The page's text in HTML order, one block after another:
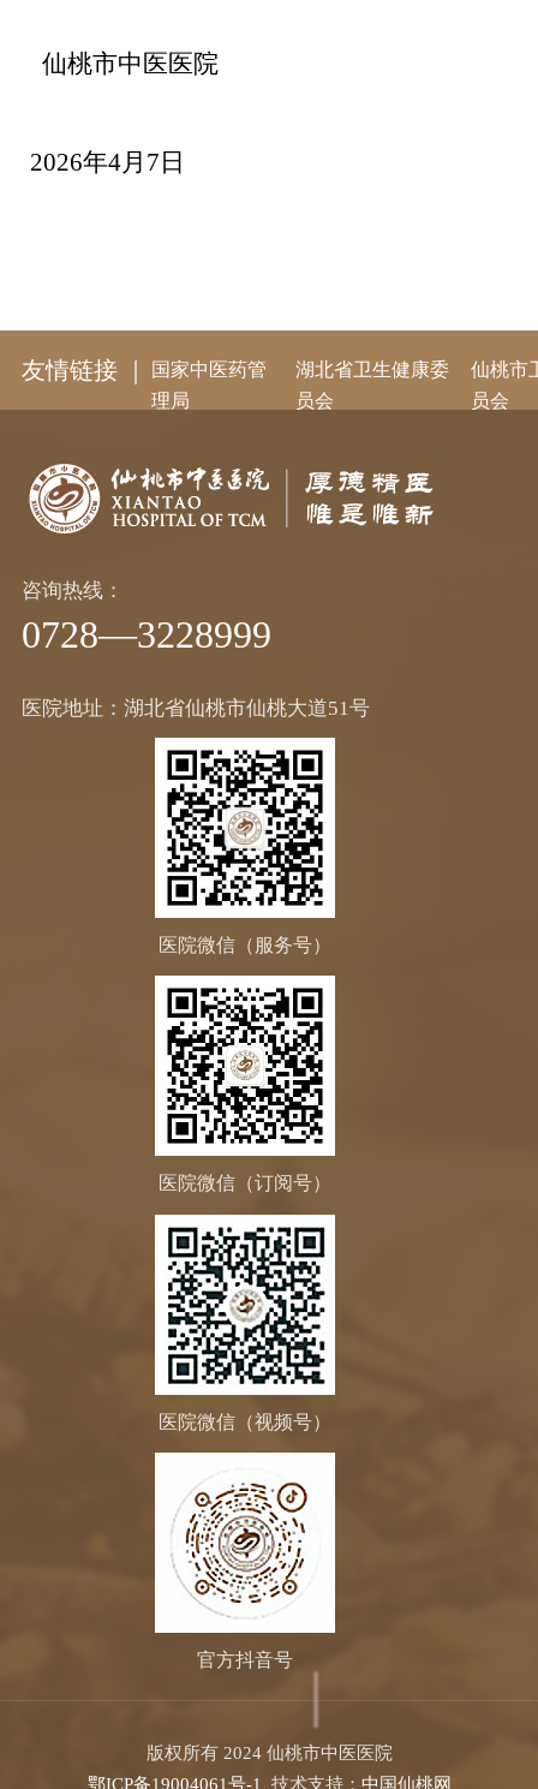
仙桃市中医医院
2026年4月7日
友情链接 ｜
国家中医药管
理局
湖北省卫生健康委
员会
仙桃市
员会
咨询热线：
0728—3228999
医院地址：湖北省仙桃市仙桃大道51号
医院微信（服务号）
医院微信（订阅号）
医院微信（视频号）
官方抖音号
版权所有 2024 仙桃市中医医院
鄂ICP备19004061号-1
技术支持： 中国仙桃网